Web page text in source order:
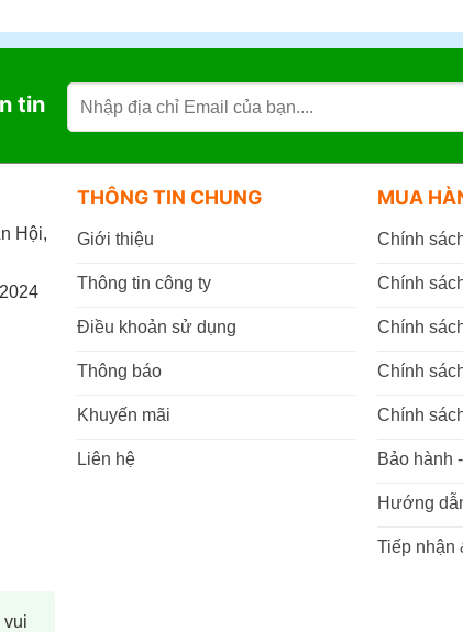
tin
Hội,
vui
THÔNG TIN CHUNG
Giới thiệu
Thông tin công ty
Điều khoản sử dụng
Thông báo
Khuyến mãi
Liên hệ
MUA
Chính
Chính
Chính
Chính
Chính
Bảo hành
Hướng
Tiếp nhận